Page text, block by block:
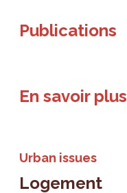
Publications
En savoir plus
Urban issues
Logement